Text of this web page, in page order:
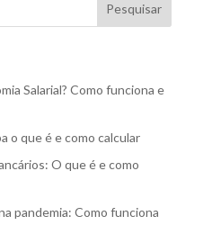
Salarial? Como funciona e
o que é e como calcular
O que é e como
pandemia: Como funciona